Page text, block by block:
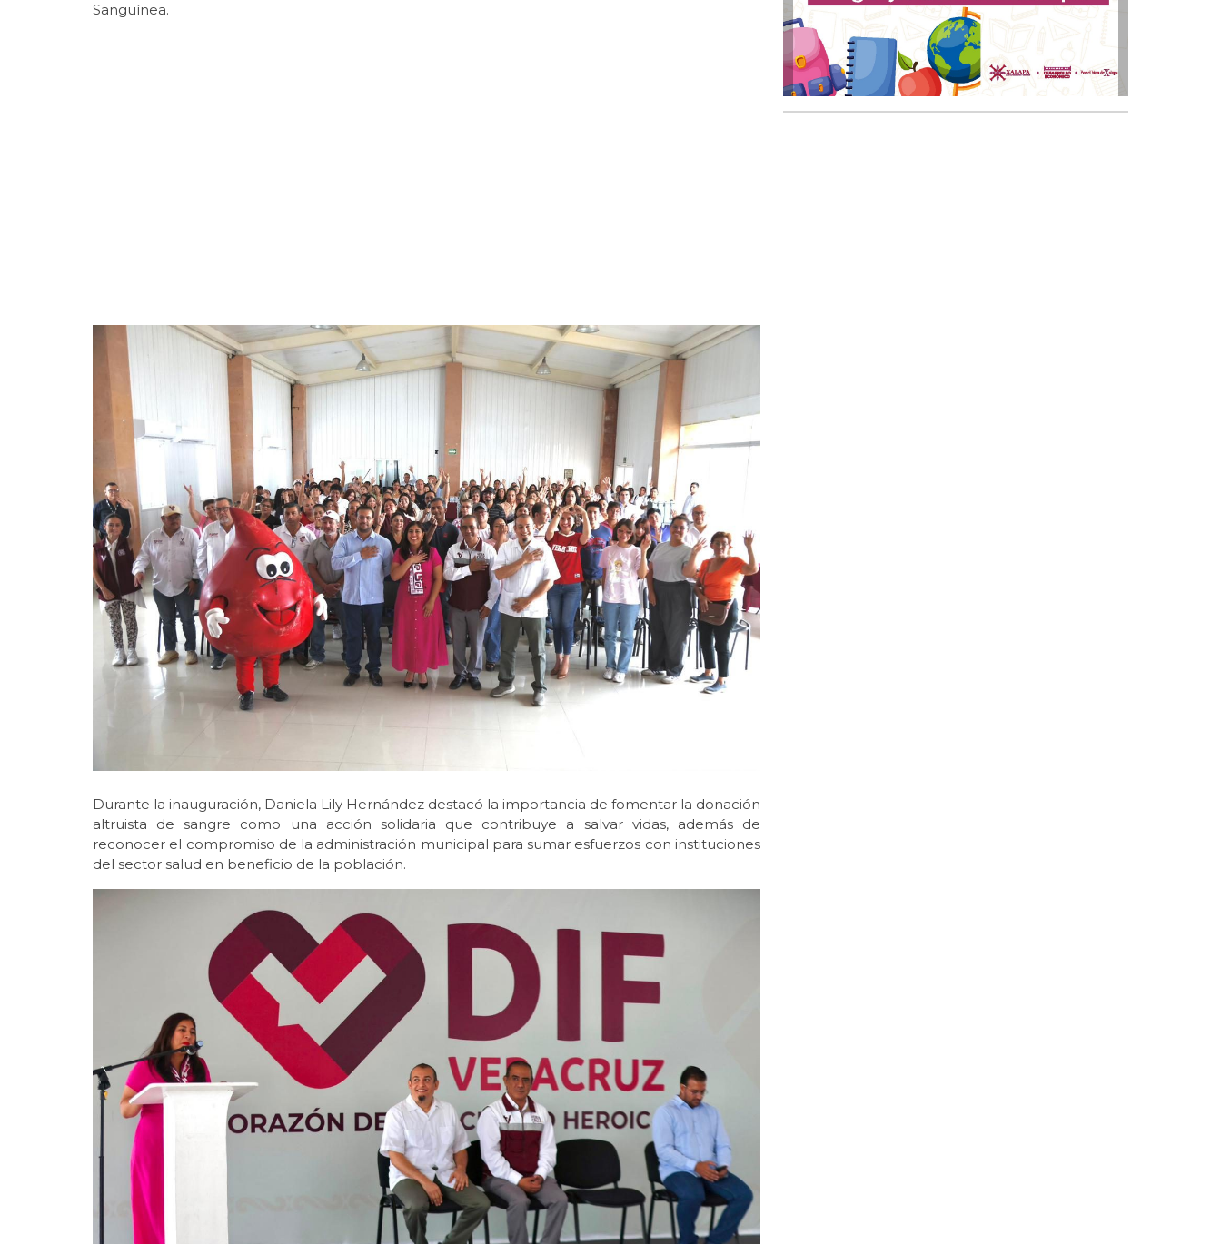
Sanguínea.
Durante la inauguración, Daniela Lily Hernández destacó la importancia de fomentar la donación
altruista de sangre como una acción solidaria que contribuye a salvar vidas, además de
reconocer el compromiso de la administración municipal para sumar esfuerzos con instituciones
del sector salud en beneficio de la población.
Ago 07, 2026 / 14:22
Resalta Pedro Miguel pensamiento de Diego
Ruzzarín y agradece respaldo de Rocío Nahle al
Festival del Mar
Impulsa Ayuntamiento de Veracruz cultura de la